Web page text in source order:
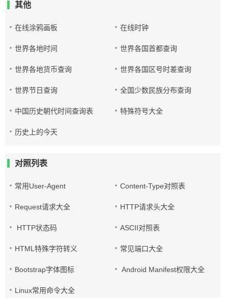
其他
在线涂鸦画板 在线时钟
世界各地时间 世界各国首都查询
世界各地货币查询 世界各国区号时差查询
世界节日查询 全国少数民族分布查询
中国历史朝代时间查询表 特殊符号大全
历史上的今天
对照列表
常用User-Agent Content-Type对照表
Request请求大全 HTTP请求头大全
HTTP状态码 ASCII对照表
HTML特殊字符转义 常见端口大全
Bootstrap字体图标 Android Manifest权限大全
Linux常用命令大全